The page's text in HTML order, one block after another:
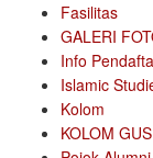
Fasilitas
GALERI
Info
Islamic
Kolom
KOLOM